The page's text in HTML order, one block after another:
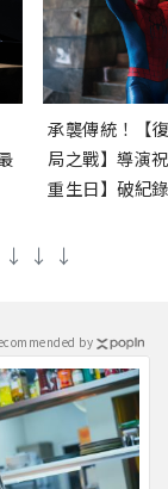
承襲傳統！【
局之戰】導演
重生日】破紀
↓ ↓ ↓
by